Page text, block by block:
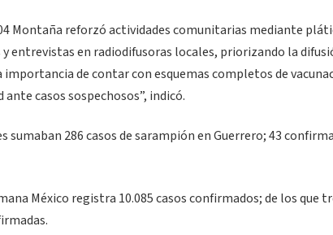
Montaña reforzó actividades comunitarias mediante
en radiodifusoras locales, priorizando la
de contar con esquemas completos de
casos sospechosos”, indicó.
sumaban 286 casos de sarampión en Guerrero; 43
México registra 10.085 casos confirmados; de los que